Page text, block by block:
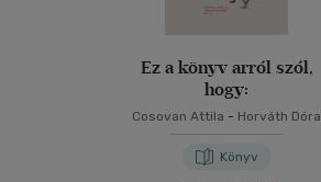
Ez a könyv arról szól,
hogy:
Cosovan Attila - Horváth Dóra
Könyv